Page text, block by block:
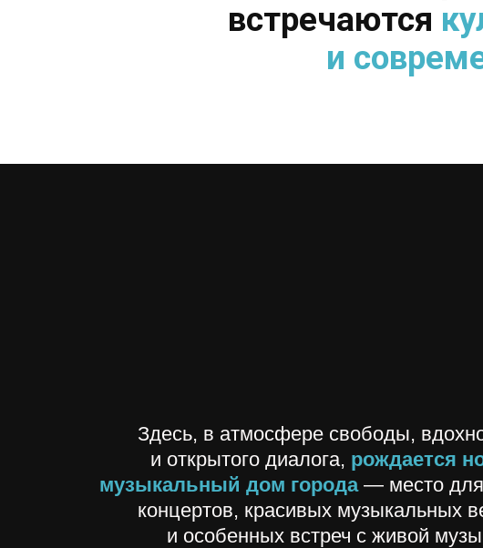
встречаются
и
Здесь, в атмосфере свободы,
и открытого диалога, рождается
музыкальный дом города— место
концертов, красивых музыкальных
и особенных встреч с живой